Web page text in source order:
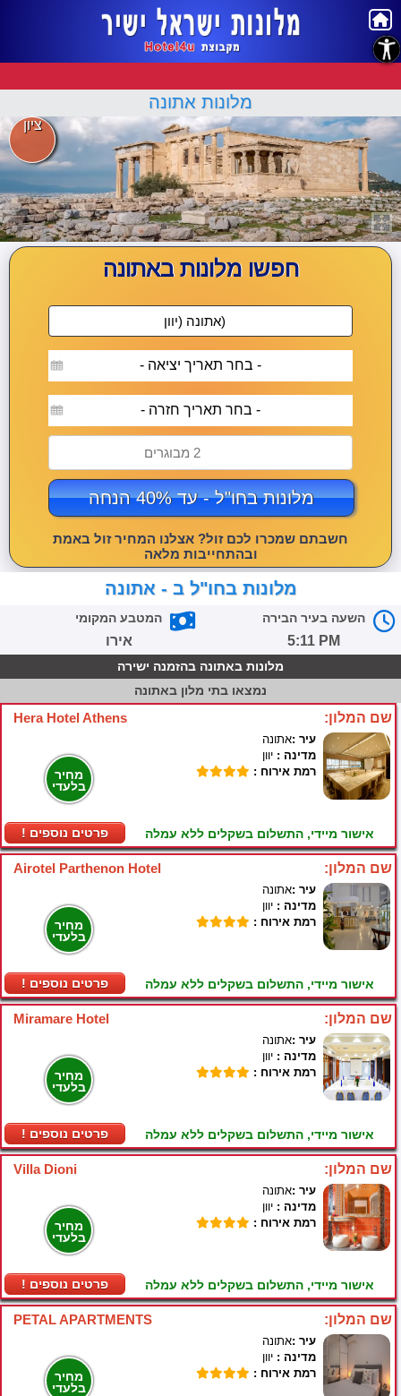
מלונות אתונה
ציון
חפשו מלונות באתונה
- בחר תאריך יציאה -
- בחר תאריך חזרה -
2 מבוגרים
מלונות בחו"ל - עד 40% הנחה
חשבתם שמכרו לכם זול? אצלנו המחיר זול באמת
ובהתחייבות מלאה
מלונות בחו"ל ב - אתונה
המטבע המקומי
אירו
השעה בעיר הבירה
5:11 PM
מלונות באתונה בהזמנה ישירה
נמצאו בתי מלון באתונה
Hera Hotel Athens שם המלון:
מחיר
בלעדי
! פרטים נוספים
עיר :אתונה
מדינה : יוון
רמת אירוח :
אישור מיידי, התשלום בשקלים ללא עמלה
Airotel Parthenon Hotel שם המלון:
מחיר
בלעדי
! פרטים נוספים
עיר :אתונה
מדינה : יוון
רמת אירוח :
אישור מיידי, התשלום בשקלים ללא עמלה
Miramare Hotel שם המלון:
מחיר
בלעדי
! פרטים נוספים
עיר :אתונה
מדינה : יוון
רמת אירוח :
אישור מיידי, התשלום בשקלים ללא עמלה
Villa Dioni שם המלון:
מחיר
בלעדי
! פרטים נוספים
עיר :אתונה
מדינה : יוון
רמת אירוח :
אישור מיידי, התשלום בשקלים ללא עמלה
PETAL APARTMENTS שם המלון:
מחיר
בלעדי
עיר :אתונה
מדינה : יוון
רמת אירוח :
נגישות